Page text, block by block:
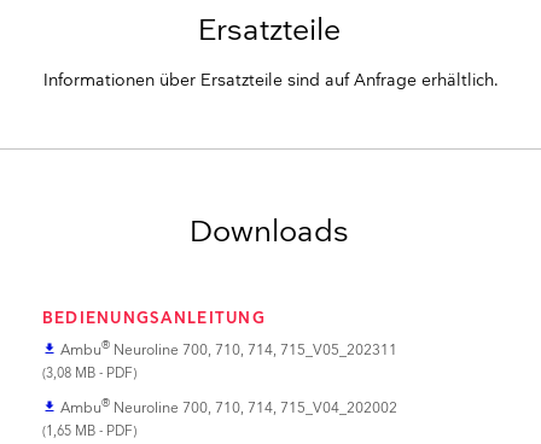
Ersatzteile
Informationen über Ersatzteile sind auf Anfrage erhältlich.
Downloads
BEDIENUNGSANLEITUNG
file_download Ambu®Neuroline 700, 710, 714, 715_V05_202311
(3,08 MB - PDF)
file_download Ambu®Neuroline 700, 710, 714, 715_V04_202002
(1,65 MB - PDF)